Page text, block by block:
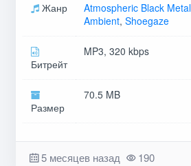
Жанр Atmospheric Black Metal
Ambient, Shoegaze
Битрейт
MP3, 320 kbps
Размер
70.5 MB
5 месяцев назад 190